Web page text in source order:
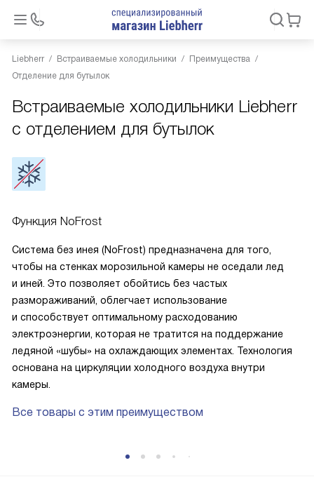
Liebherr Встраиваемые холодильники
Преимущества
Отделение для бутылок
Встраиваемые холодильники Liebherr
с отделением для бутылок
Функция NoFrost
Система без инея (NoFrost) предназначена для того,
чтобы на стенках морозильной камеры не оседали лед
и иней. Это позволяет обойтись без частых
размораживаний, облегчает использование
и способствует оптимальному расходованию
электроэнергии, которая не тратится на поддержание
ледяной «шубы» на охлаждающих элементах. Технология
основана на циркуляции холодного воздуха внутри
камеры.
Все товары с этим преимуществом